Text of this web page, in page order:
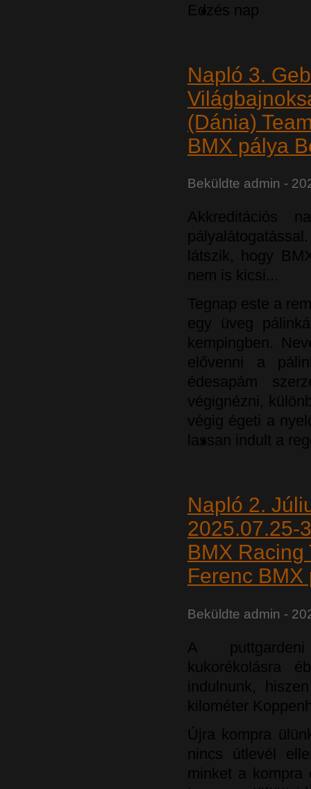
Edzés nap
Napló 3.
(Dánia)
BMX pálya
Beküldte admin -
Akkreditációs
látszik, hogy
nem is kicsi...
Tegnap este a
egy üveg
kempingben.
elővenni a
édesapám
végignézni,
végig égeti a
lassan indult a
Napló 2.
2025.07.25-
BMX Racing
Ferenc
Beküldte admin -
A
kukorékolásra
indulnunk,
kilométer
Újra kompra
nincs útlevél
minket a